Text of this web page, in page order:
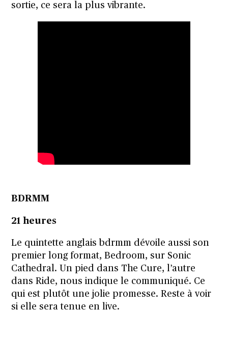
sortie, ce sera la plus vibrante.
BDRMM
21 heures
Le quintette anglais bdrmm dévoile aussi son
premier long format, Bedroom, sur Sonic
Cathedral. Un pied dans The Cure, l’autre
dans Ride, nous indique le communiqué. Ce
qui est plutôt une jolie promesse. Reste à voir
si elle sera tenue en live.